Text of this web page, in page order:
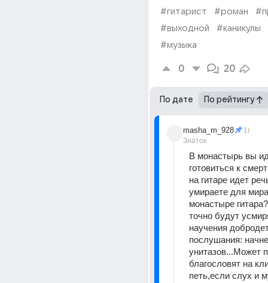
#гитарист
#роман
#выходной
#каникулы
#музыка
0 20
По дате По рейтингу
masha_m_928
Знаток
1г
В монастырь вы
готовиться к
на гитаре идет
умираете для
монастыре
точно будут
научения
послушания:
унитазов...Может
благословят на
петь,если слух и